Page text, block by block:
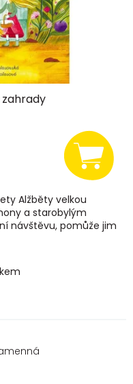
Alžběty velkou
a starobylým
návštěvu, pomůže jim